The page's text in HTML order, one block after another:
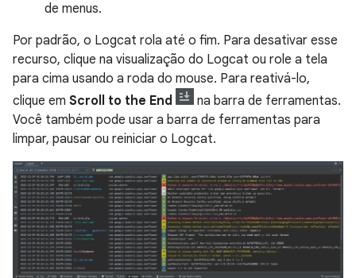
de menus.
Por padrão, o Logcat rola até o fim. Para desativar esse
recurso, clique na visualização do Logcat ou role a tela
para cima usando a roda do mouse. Para reativá-lo,
clique em Scroll to the End
na barra de ferramentas.
Você também pode usar a barra de ferramentas para
limpar, pausar ou reiniciar o Logcat.